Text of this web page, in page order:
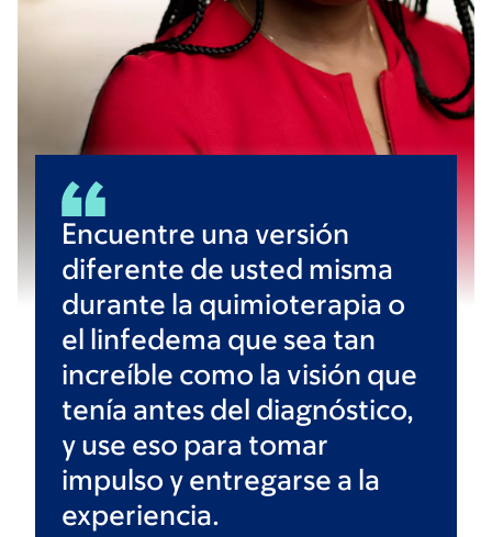
Encuentre una versión
diferente de usted misma
durante la quimioterapia o
el linfedema que sea tan
increíble como la visión que
tenía antes del diagnóstico,
y use eso para tomar
impulso y entregarse a la
experiencia.